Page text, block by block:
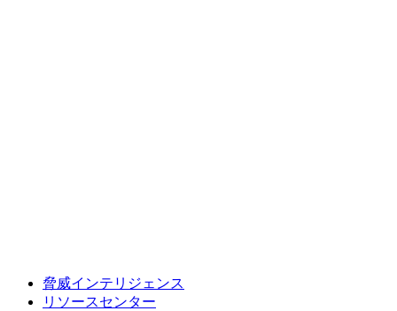
脅威インテリジェンス
リソースセンター